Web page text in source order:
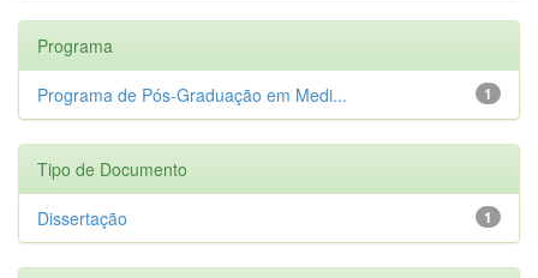
Programa
1
Programa de Pós-Graduação em Medi...
Tipo de Documento
1
Dissertação